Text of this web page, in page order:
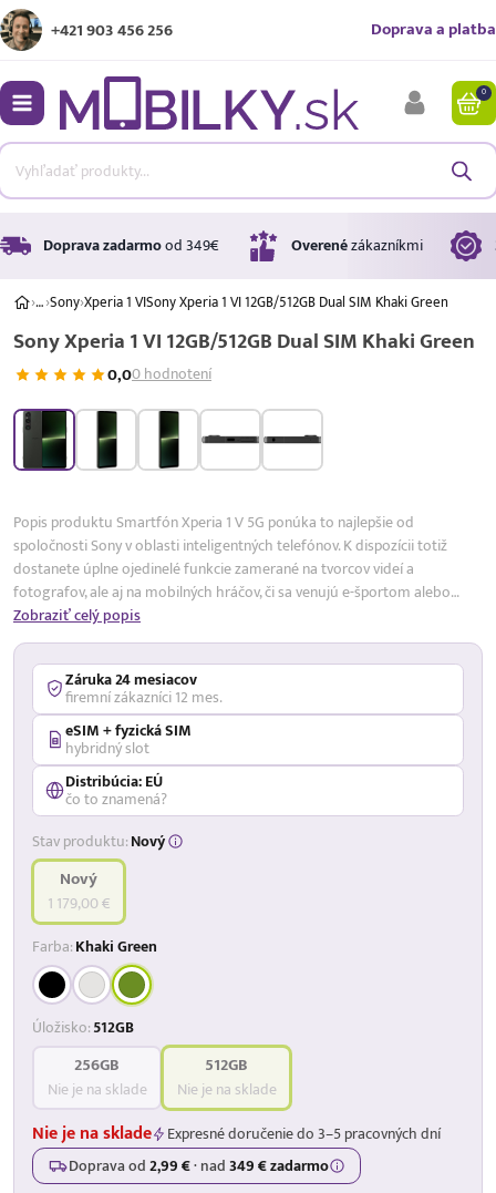
+421 903 456 256 Doprava a platba
0
Doprava zadarmood 349€ Overenézákazníkmi
›…›Sony›Xperia 1 VISony Xperia 1 VI 12GB/512GB Dual SIM Khaki Green
Sony Xperia 1 VI 12GB/512GB Dual SIM Khaki Green
0,00 hodnotení
A ↑
Úrok
17,99 %
Popis produktu Smartfón Xperia 1 V 5G ponúka to najlepšie od
spoločnosti Sony v oblasti inteligentných telefónov. K dispozícii totiž
dostanete úplne ojedinelé funkcie zamerané na tvorcov videí a
fotografov, ale aj na mobilných hráčov, či sa venujú e-športom alebo…
Zobraziť celý popis
Záruka 24 mesiacov
firemní zákazníci 12 mes.
eSIM + fyzická SIM
hybridný slot
Distribúcia: EÚ
čo to znamená?
Stav produktu:Nový
Nový
1 179,00 €
Farba:Khaki Green
Úložisko:512GB
256GB
Nie je na sklade
512GB
Nie je na sklade
Nie je na sklade
Expresné doručenie do 3–5 pracovných dní
Doprava od2,99 €·nad349 € zadarmo